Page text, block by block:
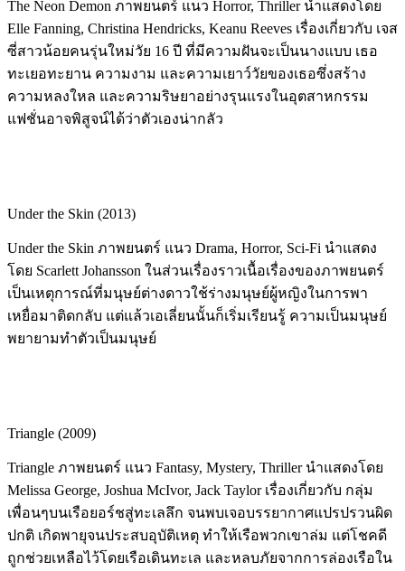
The Neon Demon ภาพยนตร์ แนว Horror, Thriller นำแสดงโดย
Elle Fanning, Christina Hendricks, Keanu Reeves เรื่องเกี่ยวกับ เจส
ซี่สาวน้อยคนรุ่นใหม่วัย 16 ปี ที่มีความฝันจะเป็นนางแบบ เธอ
ทะเยอทะยาน ความงาม และความเยาว์วัยของเธอซึ่งสร้าง
ความหลงใหล และความริษยาอย่างรุนแรงในอุตสาหกรรม
แฟชั่นอาจพิสูจน์ได้ว่าตัวเองน่ากลัว
Under the Skin (2013)
Under the Skin ภาพยนตร์ แนว Drama, Horror, Sci-Fi นำแสดง
โดย Scarlett Johansson ในส่วนเรื่องราวเนื้อเรื่องของภาพยนตร์
เป็นเหตุการณ์ที่มนุษย์ต่างดาวใช้ร่างมนุษย์ผู้หญิงในการพา
เหยื่อมาติดกลับ แต่แล้วเอเลี่ยนนั้นก็เริ่มเรียนรู้ ความเป็นมนุษย์
พยายามทำตัวเป็นมนุษย์
Triangle (2009)
Triangle ภาพยนตร์ แนว Fantasy, Mystery, Thriller นำแสดงโดย
Melissa George, Joshua McIvor, Jack Taylor เรื่องเกี่ยวกับ กลุ่ม
เพื่อนๆบนเรือยอร์ชสู่ทะเลลึก จนพบเจอบรรยากาศแปรปรวนผิด
ปกติ เกิดพายุจนประสบอุบัติเหตุ ทำให้เรือพวกเขาล่ม แต่โชคดี
ถูกช่วยเหลือไว้โดยเรือเดินทะเล และหลบภัยจากการล่องเรือใน